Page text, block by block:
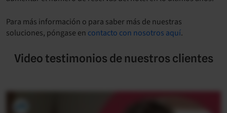
Para más información o para saber más de nuestras
soluciones, póngase en contacto con nosotros aquí.
Video testimonios de nuestros clientes